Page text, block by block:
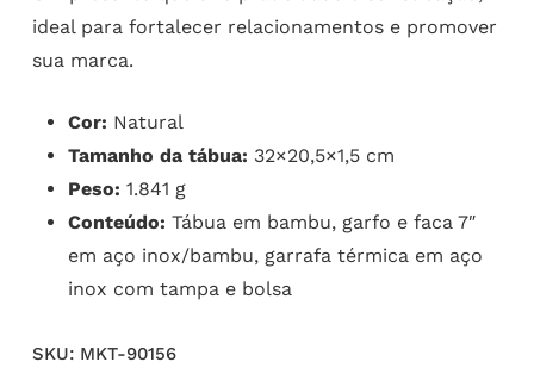
ideal para fortalecer relacionamentos e promover
sua marca.
Cor: Natural
Tamanho da tábua: 32×20,5×1,5 cm
Peso: 1.841 g
Conteúdo: Tábua em bambu, garfo e faca 7″
em aço inox/bambu, garrafa térmica em aço
inox com tampa e bolsa
SKU: MKT-90156